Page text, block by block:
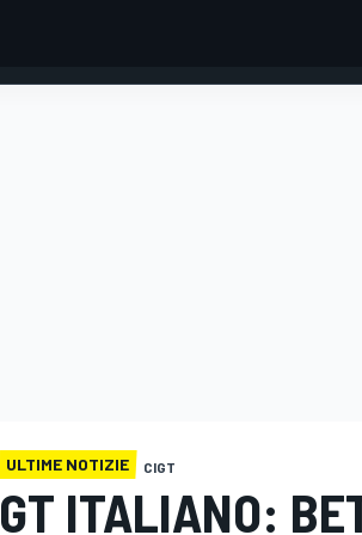
ULTIME NOTIZIE CIGT
GT ITALIANO: